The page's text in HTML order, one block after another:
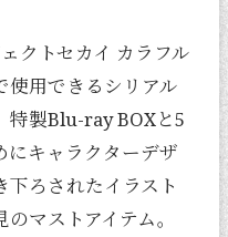
クトセカイ カラフル
使用できるシリアル
特製Blu-ray BOXと5
にキャラクターデザ
ろされたイラスト
マストアイテム。